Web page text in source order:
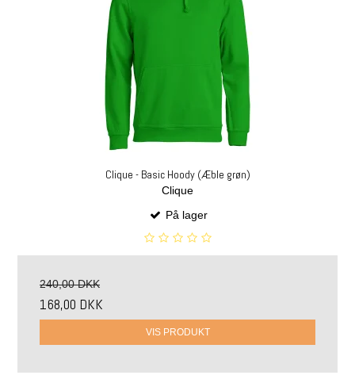
Clique - Basic Hoody (Æble grøn)
Clique
På lager
240,00 DKK
168,00 DKK
VIS PRODUKT